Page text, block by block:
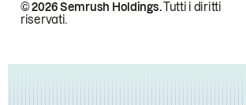
© 2026 Semrush Holdings.Tutti i diritti
riservati.